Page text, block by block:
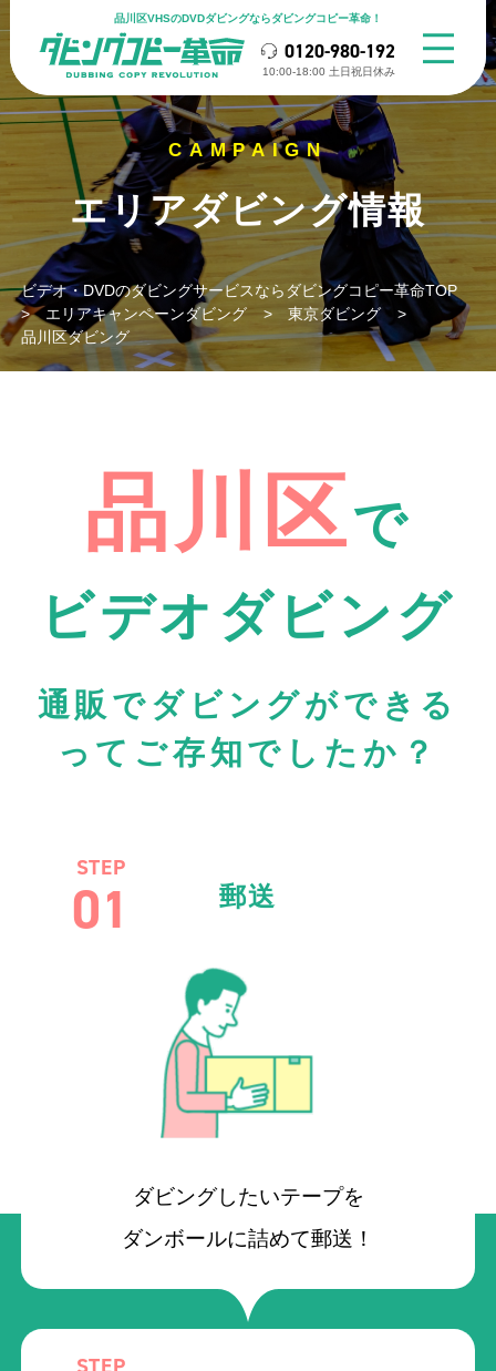
品川区VHSのDVDダビングならダビングコピー革命！
0120-980-192
10:00-18:00 ⼟⽇祝⽇休み
エリアダビング情報
ビデオ・DVDのダビングサービスならダビングコピー革命TOP
>エリアキャンペーンダビング >東京ダビング>
品川区ダビング
品川区で
ビデオダビング
通販でダビングができる
ってご存知でしたか？
STEP
01 郵送
ダビングしたいテープを
ダンボールに詰めて郵送！